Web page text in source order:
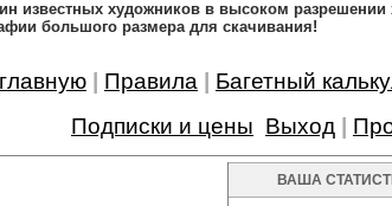
известных художников в высоком
большого размера для скачивания!
Правила Багетный
Подписки и цены Выход
ВАША